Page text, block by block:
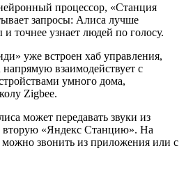
процессор, «Станция
запросы: Алиса лучше
точнее узнает людей по голосу.
уже встроен хаб управления,
напрямую взаимодействует с
умного дома,
Zigbee.
может передавать звуки из
вторую «Яндекс Станцию». На
звонить из приложения или с